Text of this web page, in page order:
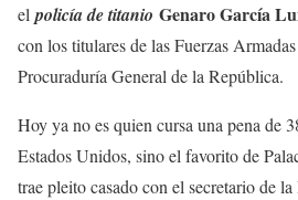
el policía de titanio Genaro García
con los titulares de las Fuerzas
Procuraduría General de la República.
Hoy ya no es quien cursa una pena de
Estados Unidos, sino el favorito de
trae pleito casado con el secretario de la